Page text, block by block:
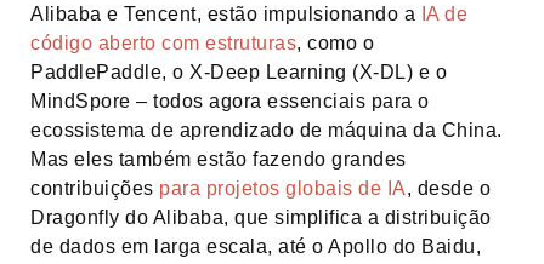
Alibaba e Tencent, estão impulsionando a IA de
código aberto com estruturas, como o
PaddlePaddle, o X-Deep Learning (X-DL) e o
MindSpore – todos agora essenciais para o
ecossistema de aprendizado de máquina da China.
Mas eles também estão fazendo grandes
contribuições para projetos globais de IA, desde o
Dragonfly do Alibaba, que simplifica a distribuição
de dados em larga escala, até o Apollo do Baidu,